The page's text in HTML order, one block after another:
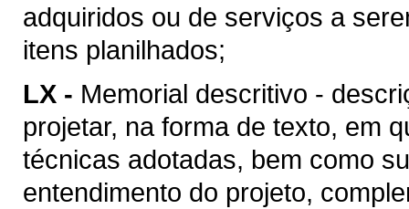
adquiridos ou de serviços a
itens planilhados;
LX - Memorial descritivo -
projetar, na forma de texto, em
técnicas adotadas, bem como
entendimento do projeto,